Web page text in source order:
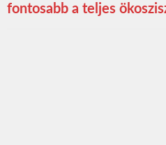
fontosabb a teljes